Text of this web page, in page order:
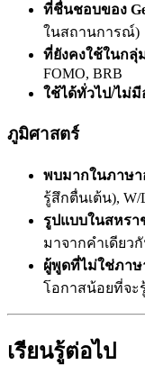
ที่ชื่นชอบของ
ในสถานการณ์)
ที่ยังคงใช้ในกลุ่
FOMO, BRB
ใช้ได้ทั่วไป/ไม่มี
ภูมิศาสตร์
พบมากในภาษ
รู้สึกตื่นเต้น), W/
รูปแบบในสหร
มาจากคำเดียว
ผู้พูดที่ไม่ใช่ภาษ
โอกาสน้อยที่จะ
เรียนรู้ต่อไป